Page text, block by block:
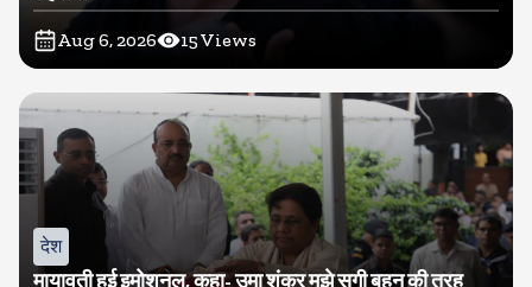
Aug 6, 2026 15Views
देश
मायावती हुई इमोशनल, कहा- उमा शंकर मुझे सगी बहन की तरह